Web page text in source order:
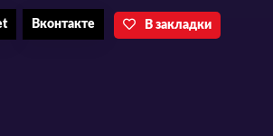
гладиаторские
бойцы, нанятые
Вконтакте В закладки